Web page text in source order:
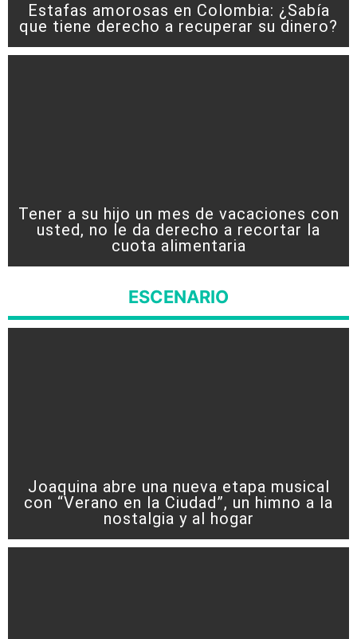
Estafas amorosas en Colombia: ¿Sabía
que tiene derecho a recuperar su dinero?
Tener a su hijo un mes de vacaciones con
usted, no le da derecho a recortar la
cuota alimentaria
ESCENARIO
Joaquina abre una nueva etapa musical
con “Verano en la Ciudad”, un himno a la
nostalgia y al hogar